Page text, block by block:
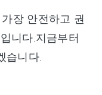
장 안전하고 권
니다.지금부터
습니다.